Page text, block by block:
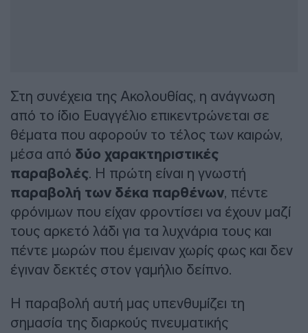
Στη συνέχεια της Ακολουθίας, η ανάγνωση
από το ίδιο Ευαγγέλιο επικεντρώνεται σε
θέματα που αφορούν το τέλος των καιρών,
μέσα από δύο χαρακτηριστικές
παραβολές. Η πρώτη είναι η γνωστή
παραβολή των δέκα παρθένων, πέντε
φρόνιμων που είχαν φροντίσει να έχουν μαζί
τους αρκετό λάδι για τα λυχνάρια τους και
πέντε μωρών που έμειναν χωρίς φως και δεν
έγιναν δεκτές στον γαμήλιο δείπνο.
Η παραβολή αυτή μας υπενθυμίζει τη
σημασία της διαρκούς πνευματικής